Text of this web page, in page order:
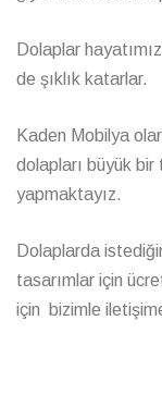
Dolaplar
de şıklık katarlar.
Kaden Mobilya
dolapları büyük
yapmaktayız.
Dolaplarda
tasarımlar için
için bizimle